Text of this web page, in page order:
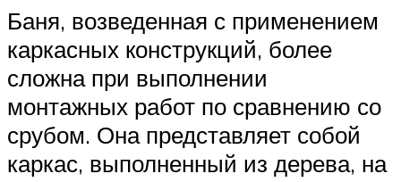
Баня, возведенная с применением
каркасных конструкций, более
сложна при выполнении
монтажных работ по сравнению со
срубом. Она представляет собой
каркас, выполненный из дерева, на